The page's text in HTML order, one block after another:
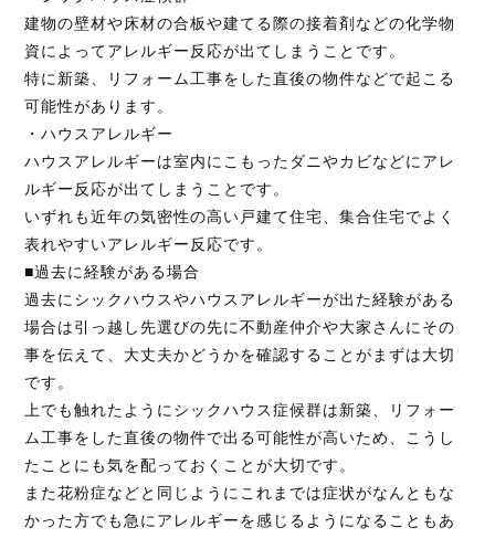
【無料】お見積り依頼フォーム
※ その他のお問い合わせは「
ム 」よりお願いいたします。
建物の壁材や床材の合板や建てる際の接着剤などの化学物
資によってアレルギー反応が出てしまうことです。
特に新築、リフォーム工事をした直後の物件などで起こる
可能性があります。
・ハウスアレルギー
ハウスアレルギーは室内にこもったダニやカビなどにアレ
ルギー反応が出てしまうことです。
いずれも近年の気密性の高い戸建て住宅、集合住宅でよく
表れやすいアレルギー反応です。
■過去に経験がある場合
過去にシックハウスやハウスアレルギーが出た経験がある
場合は引っ越し先選びの先に不動産仲介や大家さんにその
事を伝えて、大丈夫かどうかを確認することがまずは大切
です。
上でも触れたようにシックハウス症候群は新築、リフォー
ム工事をした直後の物件で出る可能性が高いため、こうし
たことにも気を配っておくことが大切です。
また花粉症などと同じようにこれまでは症状がなんともな
かった方でも急にアレルギーを感じるようになることもあ